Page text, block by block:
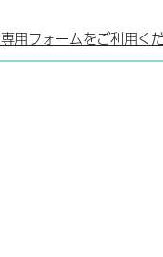
用フォームをご利用く